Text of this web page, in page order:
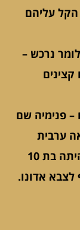
הקל עליהם
נרכש –
קצינים
– פנימיה שם
ערבית
וכמובן קיבל הכשרה צבאית. ההכשרה היתה בת 10
אדונו.